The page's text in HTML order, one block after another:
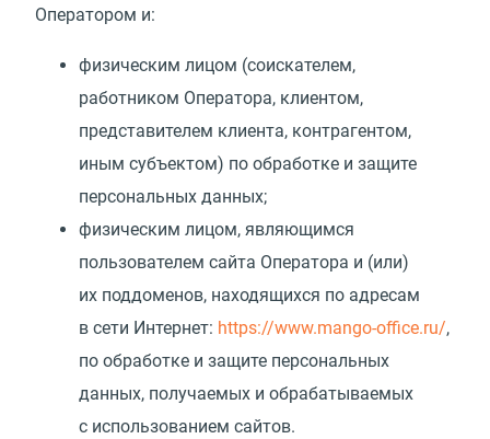
Оператором и:
физическим лицом (соискателем,
работником Оператора, клиентом,
представителем клиента, контрагентом,
иным субъектом) по обработке и защите
персональных данных;
физическим лицом, являющимся
пользователем сайта Оператора и (или)
их поддоменов, находящихся по адресам
в сети Интернет: https://www.mango-office.ru/,
по обработке и защите персональных
данных, получаемых и обрабатываемых
с использованием сайтов.